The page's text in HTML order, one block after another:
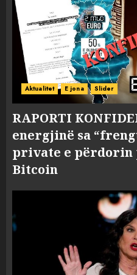
Aktualitet E jona Slider
RAPORTI
energjinë sa
private e përdorin
Bitcoin